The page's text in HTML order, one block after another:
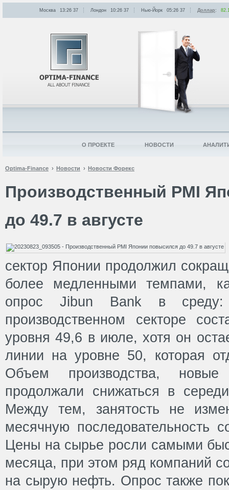
Optima-Finance Новости Новости Форекс
Производственный PMI
до 49.7 в августе
сектор Японии продолжил
более медленными темпами,
опрос Jibun Bank в среду:
производственном секторе
уровня 49,6 в июле, хотя он
линии на уровне 50, которая
Объем производства,
продолжали снижаться в
Между тем, занятость не
месячную последовательность
Цены на сырье росли самыми
месяца, при этом ряд компаний
на сырую нефть. Опрос также
Москва 13:26 37 Лондон 10:26 37 Нью-Йорк 05:26 37 Доллар:
О ПРОЕКТЕ НОВОСТИ